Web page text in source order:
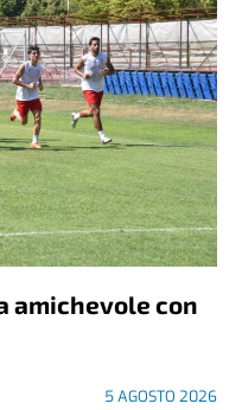
amichevole con
5 AGOSTO 2026